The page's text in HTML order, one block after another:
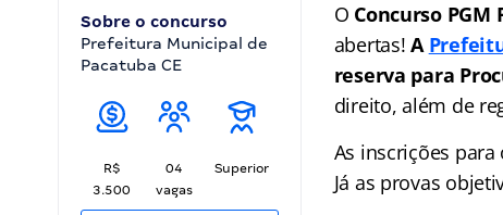
Sobre o concurso
Prefeitura Municipal de
Pacatuba CE
R$
3.500
04
vagas
Superior
O Concurso PGM
abertas!A
reserva para
direito, além de
As inscrições
Já as provas